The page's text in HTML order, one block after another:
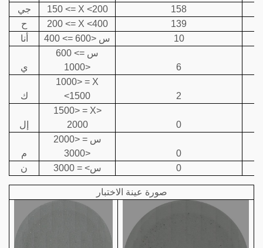
جي
150 <= X <200
158
ح
200 <= X <400
139
أنا
400 <= س <600 10
ي
600 <= س
<1000
6
ك
1000> = X
<1500
2
إل
1500> = X>
2000
0
م
2000> = س
<3000
0
ن
س> = 3000 0
صورة عينة الاختبار